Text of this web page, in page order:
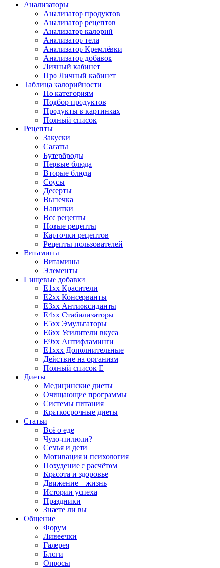
Анализаторы
Анализатор продуктов
Анализатор рецептов
Анализатор калорий
Анализатор тела
Анализатор Кремлёвки
Анализатор добавок
Личный кабинет
Про Личный кабинет
Таблица калорийности
По категориям
Подбор продуктов
Продукты в картинках
Полный список
Рецепты
Закуски
Салаты
Бутерброды
Первые блюда
Вторые блюда
Соусы
Десерты
Выпечка
Напитки
Все рецепты
Новые рецепты
Карточки рецептов
Рецепты пользователей
Витамины
Витамины
Элементы
Пищевые добавки
E1xx Красители
E2xx Консерванты
E3xx Антиоксиданты
E4xx Стабилизаторы
E5xx Эмульгаторы
E6xx Усилители вкуса
E9xx Антифламинги
E1xxx Дополнительные
Действие на организм
Полный список E
Диеты
Медицинские диеты
Очищающие программы
Системы питания
Краткосрочные диеты
Статьи
Всё о еде
Чудо-пилюли?
Семья и дети
Мотивация и психология
Похудение с расчётом
Красота и здоровье
Движение – жизнь
Истории успеха
Праздники
Знаете ли вы
Общение
Форум
Линеечки
Галерея
Блоги
Опросы